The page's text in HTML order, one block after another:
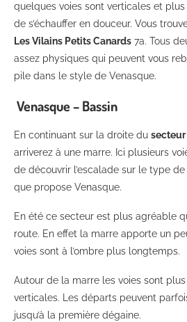
quelques voies sont verticales et
de s’échauffer en douceur. Vous
Les Vilains Petits Canards 7a. Tous
assez physiques qui peuvent vous
pile dans le style de Venasque.
Venasque – Bassin
En continuant sur la droite du secteur
arriverez à une marre. Ici plusieurs
de découvrir l’escalade sur le type
que propose Venasque.
En été ce secteur est plus agréable
route. En effet la marre apporte un
voies sont à l’ombre plus longtemps.
Autour de la marre les voies sont
verticales. Les départs peuvent
jusqu’à la première dégaine.